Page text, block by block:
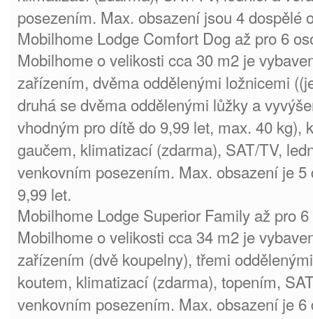
posezením. Max. obsazení jsou 4 dospělé
Mobilhome Lodge Comfort Dog až pro 6
Mobilhome o velikosti cca 30 m2 je
zařízením, dvěma oddělenými ložnicemi
druhá se dvěma oddělenými lůžky a
vhodným pro dítě do 9,99 let, max. 40 kg),
gaučem, klimatizací (zdarma), SAT/TV,
venkovním posezením. Max. obsazení je
9,99 let.
Mobilhome Lodge Superior Family až pro
Mobilhome o velikosti cca 34 m2 je
zařízením (dvě koupelny), třemi
koutem, klimatizací (zdarma), topením,
venkovním posezením. Max. obsazení je 6